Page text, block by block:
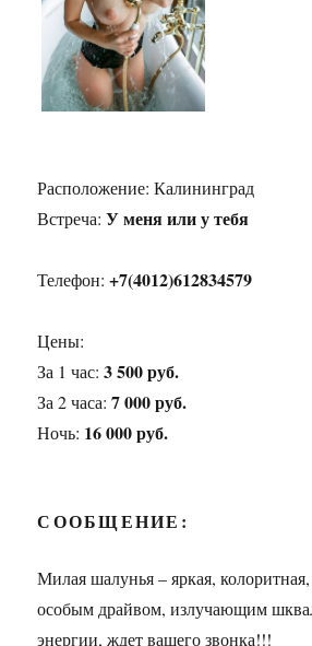
Расположение:Калининград
Встреча:У меня или у тебя
Телефон:+7(4012)612834579
Цены:
За 1 час:3 500 руб.
За 2 часа:7 000 руб.
Ночь: 16 000 руб.
СООБЩЕНИЕ:
Милая шалунья – яркая,
особым драйвом, излучающим
энергии, ждет вашего звонка!!!